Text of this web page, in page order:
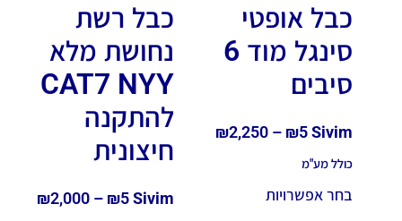
כבל אופטי
סינגל מוד 6
סיבים
Sivim
₪5
–
₪2,250
כולל מע"מ
בחר אפשרויות
כבל רשת
נחושת מלא
CAT7 NYY
להתקנה
חיצונית
Sivim
₪5
–
₪2,000